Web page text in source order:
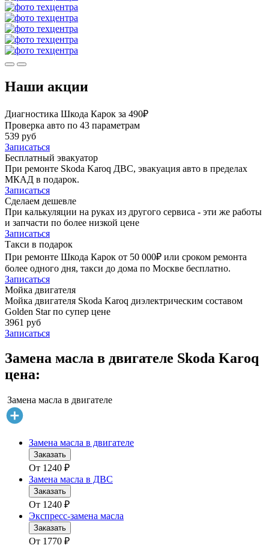
Наши акции
Диагностика Шкода Карок за 490₽
Проверка авто по 43 параметрам
539 руб
Записаться
Бесплатный эвакуатор
При ремонте Skoda Karoq ДВС, эвакуация авто в пределах
МКАД в подарок.
Записаться
Сделаем дешевле
При калькуляции на руках из другого сервиса - эти же работы
и запчасти по более низкой цене
Записаться
Такси в подарок
При ремонте Шкода Карок от 50 000₽ или сроком ремонта
более одного дня, такси до дома по Москве бесплатно.
Записаться
Мойка двигателя
Мойка двигателя Skoda Karoq диэлектрическим составом
Golden Star по супер цене
3961 руб
Записаться
Замена масла в двигателе Skoda Karoq
цена:
Замена масла в двигателе
Замена масла в двигателе
Заказать
От 1240 ₽
Замена масла в ДВС
Заказать
От 1240 ₽
Экспресс-замена масла
Заказать
От 1770 ₽